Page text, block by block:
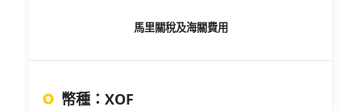
馬里關稅及海關費用
幣種 ： XOF